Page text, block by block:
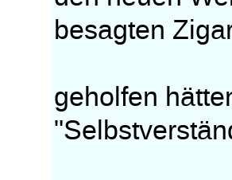
besagten
geholfen